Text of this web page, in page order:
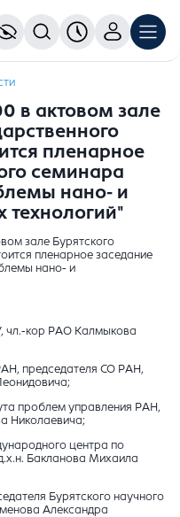
в актовом зале
пленарное
семинара
нано- и
зале Бурятского
пленарное заседание
нано- и
чл.-кор РАО Калмыкова
председателя СО РАН,
проблем управления РАН,
Николаевича;
центра по
Бакланова Михаила
Бурятского научного
Александра